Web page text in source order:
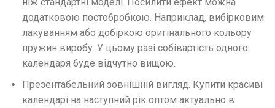
додатковою постобробкою. Наприклад, вибірковим
лакуванням або добіркою оригінального кольору
пружин виробу. У цьому разі собівартість одного
календаря буде відчутно вищою.
Презентабельний зовнішній вигляд. Купити красиві
календарі на наступний рік оптом актуально в